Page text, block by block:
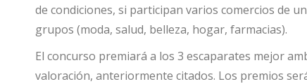
de condiciones, si participan varios comercios de
grupos (moda, salud, belleza, hogar, farmacias).
El concurso premiará a los 3 escaparates mejor
valoración, anteriormente citados. Los premios